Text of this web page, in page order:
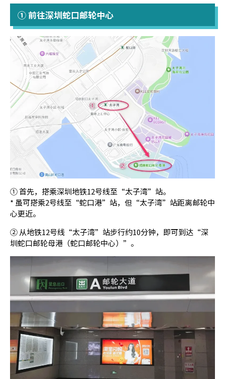
① 前往深圳蛇口邮轮中心
① 首先，搭乘深圳地铁12号线至“太子湾”站。
* 虽可搭乘2号线至“蛇口港”站，但“太子湾”站距离邮轮中
心更近。
② 从地铁12号线“太子湾”站步行约10分钟，即可到达“深
圳蛇口邮轮母港（蛇口邮轮中心）”。